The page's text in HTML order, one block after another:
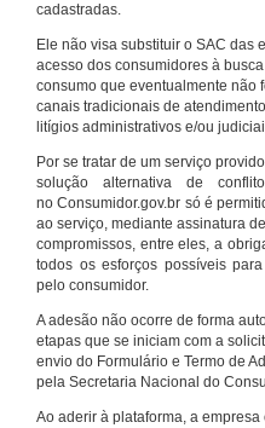
cadastradas.
Ele não visa substituir o SAC das
acesso dos consumidores à
consumo que eventualmente não
canais tradicionais de
litígios administrativos e/ou
Por se tratar de um serviço
solução alternativa de
no Consumidor.gov.br só é
ao serviço, mediante assinatura
compromissos, entre eles, a
todos os esforços possíveis
pelo consumidor.
A adesão não ocorre de forma
etapas que se iniciam com a
envio do Formulário e Termo de
pela Secretaria Nacional do
Ao aderir à plataforma, a empresa